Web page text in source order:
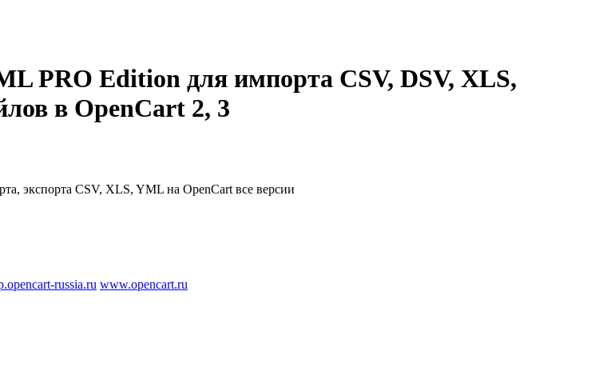
PRO Edition для импорта CSV, DSV, XLS,
в OpenCart 2, 3
экспорта CSV, XLS, YML на OpenCart все версии
russia.ru www.opencart.ru